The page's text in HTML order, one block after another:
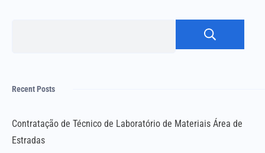
Recent Posts
Contratação de Técnico de Laboratório de Materiais Área de
Estradas